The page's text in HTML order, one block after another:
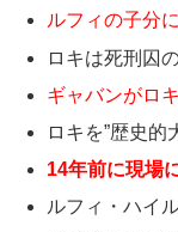
ルフィの子分
ロキは死刑囚
ギャバンがロ
ロキを”歴史的
14年前に現場
ルフィ・ハイ